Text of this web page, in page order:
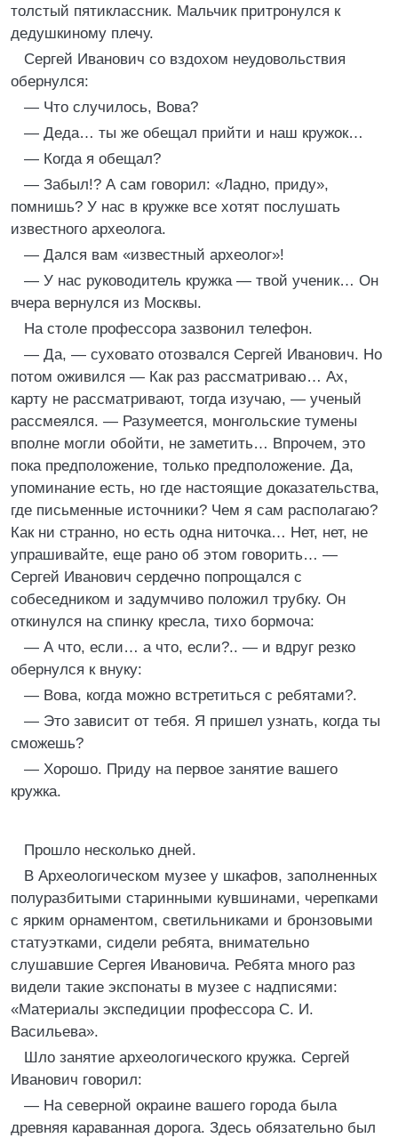
толстый пятиклассник. Мальчик притронулся к
дедушкиному плечу.
Сергей Иванович со вздохом неудовольствия
обернулся:
— Что случилось, Вова?
— Деда… ты же обещал прийти и наш кружок…
— Когда я обещал?
— Забыл!? А сам говорил: «Ладно, приду»,
помнишь? У нас в кружке все хотят послушать
известного археолога.
— Дался вам «известный археолог»!
— У нас руководитель кружка — твой ученик… Он
вчера вернулся из Москвы.
На столе профессора зазвонил телефон.
— Да, — суховато отозвался Сергей Иванович. Но
потом оживился — Как раз рассматриваю… Ах,
карту не рассматривают, тогда изучаю, — ученый
рассмеялся. — Разумеется, монгольские тумены
вполне могли обойти, не заметить… Впрочем, это
пока предположение, только предположение. Да,
упоминание есть, но где настоящие доказательства,
где письменные источники? Чем я сам располагаю?
Как ни странно, но есть одна ниточка… Нет, нет, не
упрашивайте, еще рано об этом говорить… —
Сергей Иванович сердечно попрощался с
собеседником и задумчиво положил трубку. Он
откинулся на спинку кресла, тихо бормоча:
— А что, если… а что, если?.. — и вдруг резко
обернулся к внуку:
— Вова, когда можно встретиться с ребятами?.
— Это зависит от тебя. Я пришел узнать, когда ты
сможешь?
— Хорошо. Приду на первое занятие вашего
кружка.
Прошло несколько дней.
В Археологическом музее у шкафов, заполненных
полуразбитыми старинными кувшинами, черепками
с ярким орнаментом, светильниками и бронзовыми
статуэтками, сидели ребята, внимательно
слушавшие Сергея Ивановича. Ребята много раз
видели такие экспонаты в музее с надписями:
«Материалы экспедиции профессора С. И.
Васильева».
Шло занятие археологического кружка. Сергей
Иванович говорил:
— На северной окраине вашего города была
древняя караванная дорога. Здесь обязательно был